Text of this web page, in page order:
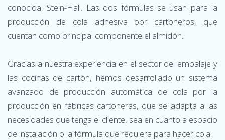
conocida, Stein-Hall. Las dos fórmulas se usan para la
producción de cola adhesiva por cartoneros, que
cuentan como principal componente el almidón.
Gracias a nuestra experiencia en el sector del embalaje y
las cocinas de cartón, hemos desarrollado un sistema
avanzado de producción automática de cola por la
producción en fábricas cartoneras, que se adapta a las
necesidades que tenga el cliente, sea en cuanto a espacio
de instalación o la fórmula que requiera para hacer cola.